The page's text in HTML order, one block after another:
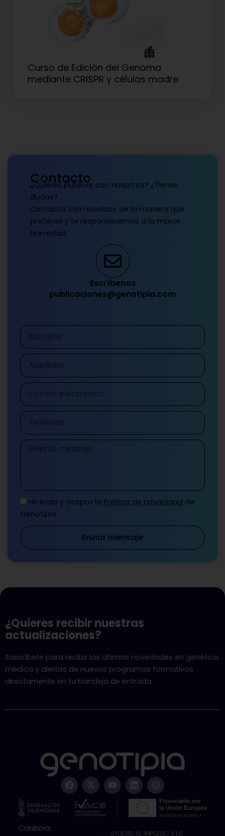
Curso de Edición del Genoma
mediante CRISPR y células madre
Contacto
¿Quieres publicar con nosotros? ¿Tienes
dudas?
Contacta con nosotros de la manera que
prefieras y te responderemos a la mayor
brevedad.
Escríbenos
publicaciones@genotipia.com
Nombre
Apellidos
Correo
electrónico
Teléfono
Mensaje
He leído y acepto la Política de privacidad de
Genotipia
Enviar mensaje
¿Quieres recibir nuestras
actualizaciones?
Suscríbete para recibir las últimas novedades en genética
médica y alertas de nuevos programas formativos
directamente en tu bandeja de entrada
F
a
c
X
-
t
w
i
Y
o
u
e
L
i
n
k
e
i
I
n
s
a
r